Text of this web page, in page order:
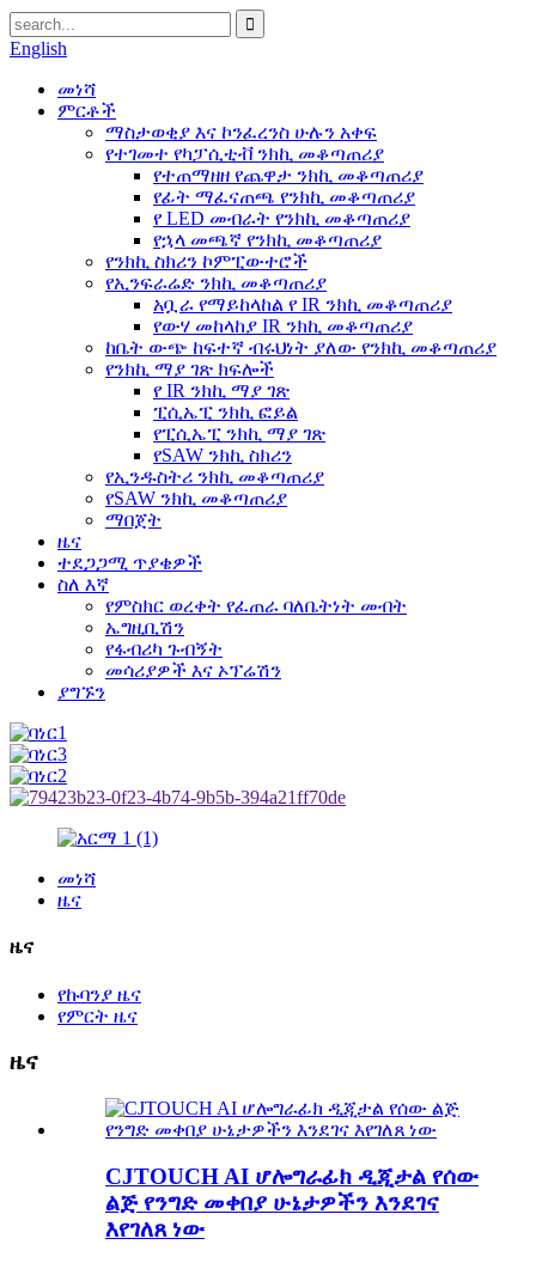
English
መነሻ
ምርቶች
ማስታወቂያ እና ኮንፈረንስ ሁሉን አቀፍ
የተገመተ የካፓሲቲቭ ንክኪ መቆጣጠሪያ
የተጠማዘዘ የጨዋታ ንክኪ መቆጣጠሪያ
የፊት ማፈናጠጫ የንክኪ መቆጣጠሪያ
የ LED መብራት የንክኪ መቆጣጠሪያ
የኋላ መጫኛ የንክኪ መቆጣጠሪያ
የንክኪ ስክሪን ኮምፒውተሮች
የኢንፍራሬድ ንክኪ መቆጣጠሪያ
አቧራ የማይከላከል የ IR ንክኪ መቆጣጠሪያ
የውሃ መከላከያ IR ንክኪ መቆጣጠሪያ
ከቤት ውጭ ከፍተኛ ብሩህነት ያለው የንክኪ መቆጣጠሪያ
የንክኪ ማያ ገጽ ክፍሎች
የ IR ንክኪ ማያ ገጽ
ፒሲኤፒ ንክኪ ፎይል
የፒሲኤፒ ንክኪ ማያ ገጽ
የSAW ንክኪ ስክሪን
የኢንዱስትሪ ንክኪ መቆጣጠሪያ
የSAW ንክኪ መቆጣጠሪያ
ማበጀት
ዜና
ተደጋጋሚ ጥያቄዎች
ስለ እኛ
የምስክር ወረቀት የፈጠራ ባለቤትነት መብት
ኤግዚቢሽን
የፋብሪካ ጉብኝት
መሳሪያዎች እና ኦፕሬሽን
ያግኙን
መነሻ
ዜና
ዜና
የኩባንያ ዜና
የምርት ዜና
ዜና
CJTOUCH AI ሆሎግራፊክ ዲጂታል የሰው
ልጅ የንግድ መቀበያ ሁኔታዎችን እንደገና
እየገለጸ ነው